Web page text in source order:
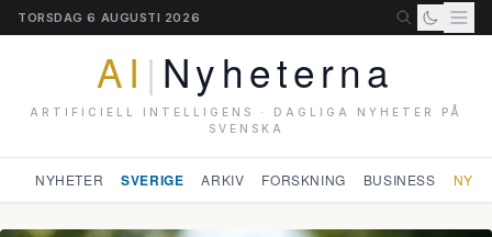
TORSDAG 6 AUGUSTI 2026
AI | Nyheterna
ARTIFICIELL INTELLIGENS · DAGLIGA NYHETER PÅ
SVENSKA
NYHETER SVERIGE ARKIV FORSKNING BUSINESS